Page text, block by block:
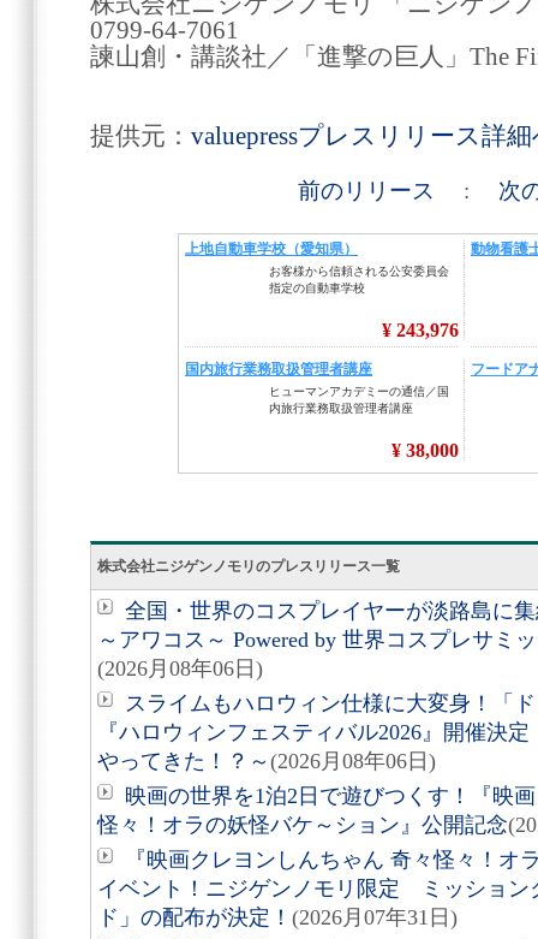
0799-64-7061
諫山創・講談社／「進撃の巨人」The
提供元： valuepressプレスリリース詳
前のリリース : 次
株式会社ニジゲンノモリのプレスリリース一覧
全国・世界のコスプレイヤーが淡路島に
～アワコス～ Powered by 世界コスプレサミ
(2026月08年06日)
スライムもハロウィン仕様に大変身！「
『ハロウィンフェスティバル2026』開催決
やってきた！？～ (2026月08年06日)
映画の世界を1泊2日で遊びつくす！『映
怪々！オラの妖怪バケ～ション』公開記念
『映画クレヨンしんちゃん 奇々怪々！オ
イベント！ニジゲンノモリ限定 ミッション
ド」の配布が決定！ (2026月07年31日)